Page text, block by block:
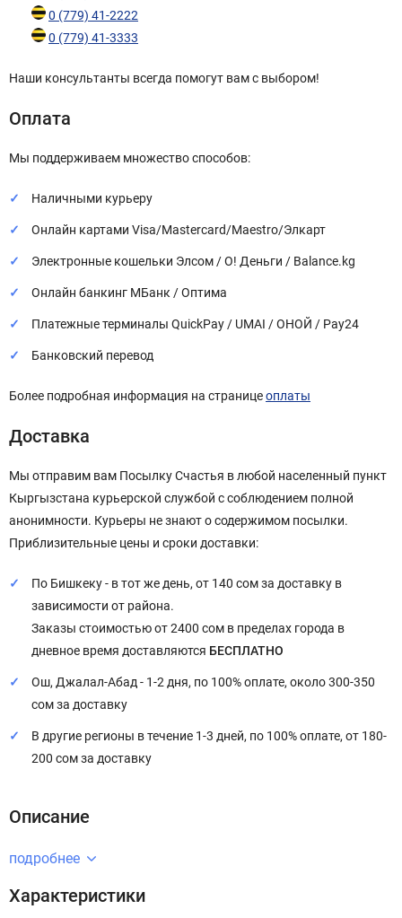
0 (779) 41-2222
0 (779) 41-3333
Наши консультанты всегда помогут вам с выбором!
Оплата
Мы поддерживаем множество способов:
Наличными курьеру
Онлайн картами Visa/Mastercard/Maestro/Элкарт
Электронные кошельки Элсом / О! Деньги / Balance.kg
Онлайн банкинг МБанк / Оптима
Платежные терминалы QuickPay / UMAI / ОНОЙ / Pay24
Банковский перевод
Более подробная информация на страницеоплаты
Доставка
Мы отправим вам Посылку Счастья в любой населенный пункт
Кыргызстана курьерской службой с соблюдением полной
анонимности. Курьеры не знают о содержимом посылки.
Приблизительные цены и сроки доставки:
По Бишкеку - в тот же день, от 140 сом за доставку в
зависимости от района.
Заказы стоимостью от 2400 сом в пределах города в
дневное время доставляются БЕСПЛАТНО
Ош, Джалал-Абад - 1-2 дня, по 100% оплате, около 300-350
сом за доставку
В другие регионы в течение 1-3 дней, по 100% оплате, от 180-
200 сом за доставку
Описание
подробнее
Характеристики